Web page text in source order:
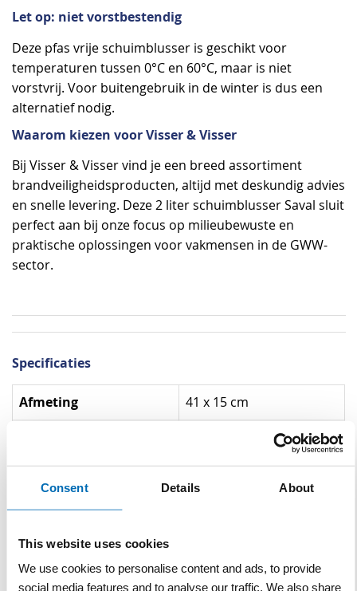
Consent Details About
This website uses cookies
We use cookies to personalise content and ads, to provide
social media features and to analyse our traffic. We also share
Let op: niet vorstbestendig
Deze pfas vrije schuimblusser​ is geschikt voor
temperaturen tussen 0°C en 60°C, maar is niet
vorstvrij. Voor buitengebruik in de winter is dus een
alternatief nodig.
Waarom kiezen voor Visser & Visser
Bij Visser & Visser vind je een breed assortiment
brandveiligheidsproducten, altijd met deskundig advies
en snelle levering. Deze 2 liter schuimblusser Saval sluit
perfect aan bij onze focus op milieubewuste en
praktische oplossingen voor vakmensen in de GWW-
sector.
Specificaties
Specificaties
Afmeting 41 x 15 cm
Materiaal Staal
Diameter
Normering
Gebruikstijd 15 s